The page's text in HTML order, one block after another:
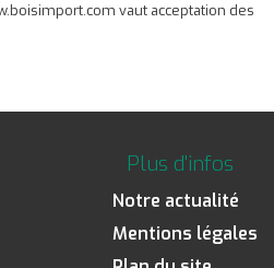
vaut acceptation des
Plus d'infos
Notre actualité
Mentions légales